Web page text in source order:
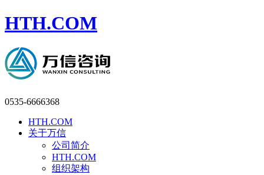
HTH.COM
0535-6666368
HTH.COM
关于万信
公司简介
HTH.COM
组织架构